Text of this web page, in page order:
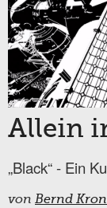
Allein
„Black“ - Ein
von Bernd